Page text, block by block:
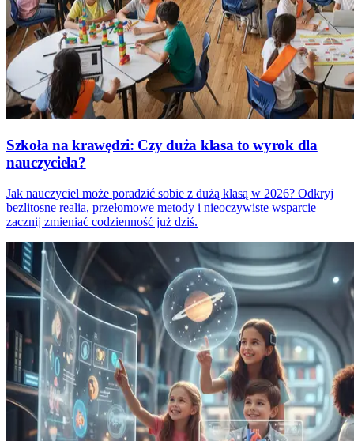
Szkoła na krawędzi: Czy duża klasa to wyrok dla
nauczyciela?
Jak nauczyciel może poradzić sobie z dużą klasą w 2026? Odkryj
bezlitosne realia, przełomowe metody i nieoczywiste wsparcie –
zacznij zmieniać codzienność już dziś.